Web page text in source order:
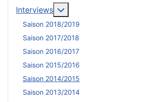
Interviews
Saison 2018/2019
Saison 2017/2018
Saison 2016/2017
Saison 2015/2016
Saison 2014/2015
Saison 2013/2014